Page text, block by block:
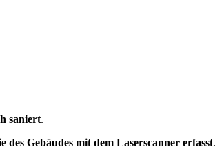
saniert.
des Gebäudes mit dem Laserscanner erfasst.